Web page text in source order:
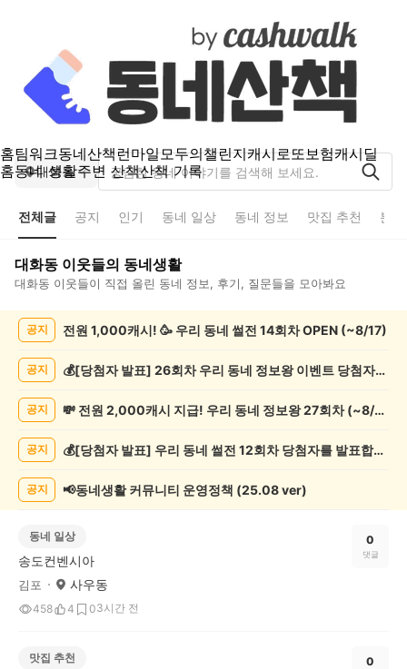
홈팀워크동네산책런마일모두의챌린지캐시로또보험캐시딜
홈동네 생활주변 산책산책 기록
대화동
전체글 공지 인기 동네 일상 동네 정보 맛집 추천 분
대화동 이웃들의 동네생활
대화동 이웃들이 직접 올린 동네 정보, 후기, 질문들을 모아봐요
공지 전원 1,000캐시! 🥳 우리 동네 썰전 14회차 OPEN (~8/17)
공지 💰[당첨자 발표] 26회차 우리 동네 정보왕 이벤트 당첨자를 발표합니다!
공지 💸 전원 2,000캐시 지급! 우리 동네 정보왕 27회차 (~8/10)
공지 💰[당첨자 발표] 우리 동네 썰전 12회차 당첨자를 발표합니다!
공지 📢동네생활 커뮤니티 운영정책 (25.08 ver)
동네 일상
송도컨벤시아
김포 사우동
458 4 03시간 전
0
댓글
맛집 추천 0